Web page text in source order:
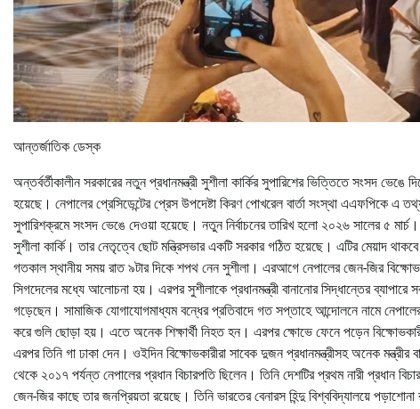
আন্তর্জাতিক ডেস্ক
অন্তর্বর্তীকালীন সরকারের নতুন প্রধানমন্ত্রী সুশীলা কার্কির সুপারিশের ভিত্তিতে সংসদ ভেঙে
হয়েছে। নেপালের প্রেসিডেন্টের প্রেস উপদেষ্টা কিরণ পোখরেল বার্তা সংস্থা এএফপিকে এ
সুপারিশক্রমে সংসদ ভেঙে দেওয়া হয়েছে। নতুন নির্বাচনের তারিখ হলো ২০২৬ সালের ৫ মার্চ।
সুশীলা কার্কি। তার নেতৃত্বে ছোট মন্ত্রিসভার একটি সরকার গঠিত হয়েছে। এটির মেয়াদ
গতকাল স্থানীয় সময় রাত ৯টার দিকে শপথ নেন সুশীলা। এরআগে নেপালের জেন-জির
সিগদেলের মধ্যে আলোচনা হয়। এরপর সুশীলাকে প্রধানমন্ত্রী বানানোর সিদ্ধান্তের ব্যাপারে
গড়েছেন। সামাজিক যোগাযোগমাধ্যম বন্ধের প্রতিবাদে গত সপ্তাহে আন্দোলনে নামে নেপালের
করে গুলি ছোড়া হয়। এতে অনেক শিক্ষার্থী নিহত হন। এরপর ক্ষোভে ফেনে পড়েন
এরপর তিনি গা ঢাকা দেন। ওইদিন বিক্ষোভকারীরা সাবেক দুজন প্রধানমন্ত্রীসহ অনেক
থেকে ২০১৭ পর্যন্ত নেপালের প্রধান বিচারপতি ছিলেন। তিনি দেশটির প্রথম নারী প্রধান
জেন-জির কাছে তার জনপ্রিয়তা রয়েছে। তিনি ভারতের বেনারস হিন্দু বিশ্ববিদ্যালয়ে